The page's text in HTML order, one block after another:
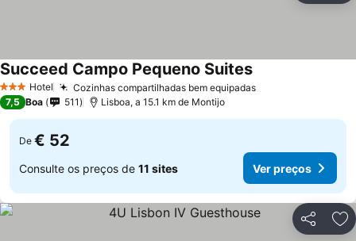
3 EstrelasHotel Cozinhas compartilhadas bem equipadas
Succeed Campo Pequeno Suites
7,5 Boa 511 Lisboa, a 15.1 km de Montijo
De € 52
Consulte os preços de 11 sites Ver preços
Partilhar